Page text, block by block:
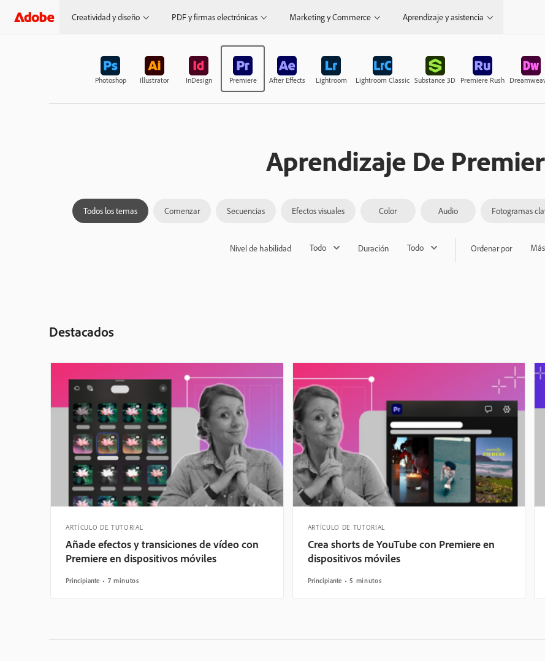
Creatividad y diseño PDF y firmas electrónicas Marketing y Commerce Aprendizaje y asistencia
Photoshop Illustrator InDesign Premiere After Effects Lightroom Lightroom Classic Substance 3D Premiere Rush
Aprendizaje De
Todos los temas Comenzar Secuencias Efectos visuales Color Audio Fotogramas
Nivel de habilidad Todo Duración Todo Ordenar por
Destacados
ARTÍCULO DE TUTORIAL
Añade efectos y transiciones de vídeo con
Premiere en dispositivos móviles
Principiante 7 minutos
ARTÍCULO DE TUTORIAL
Crea shorts de YouTube con Premiere en
dispositivos móviles
Principiante 5 minutos